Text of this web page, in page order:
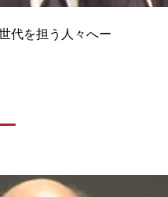
代を担う人々へー